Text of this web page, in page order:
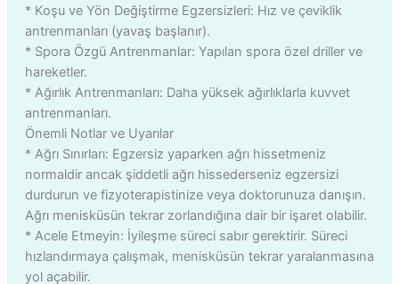
* Koşu ve Yön Değiştirme Egzersizleri: Hız ve çeviklik
antrenmanları (yavaş başlanır).
* Spora Özgü Antrenmanlar: Yapılan spora özel driller ve
hareketler.
* Ağırlık Antrenmanları: Daha yüksek ağırlıklarla kuvvet
antrenmanları.
Önemli Notlar ve Uyarılar
* Ağrı Sınırları: Egzersiz yaparken ağrı hissetmeniz
normaldir ancak şiddetli ağrı hissederseniz egzersizi
durdurun ve fizyoterapistinize veya doktorunuza danışın.
Ağrı menisküsün tekrar zorlandığına dair bir işaret olabilir.
* Acele Etmeyin: İyileşme süreci sabır gerektirir. Süreci
hızlandırmaya çalışmak, menisküsün tekrar yaralanmasına
yol açabilir.